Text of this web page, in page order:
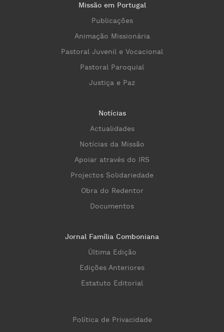
Missão em Portugal
Publicações
Animação Missionária
Pastoral Juvenil e Vocacional
Pastoral Paroquial
Justiça e Paz
Notícias
Actualidades
Notícias da Missão
Apoiar através do IRS
Projectos Solidariedade
Obra do Redentor
Documentos
Jornal Família Comboniana
Última Edição
Edições Anteriores
Estatuto Editorial
Política de Privacidade